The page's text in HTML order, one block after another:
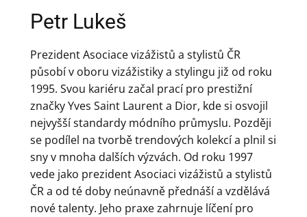
Petr Lukeš
Prezident Asociace vizážistů a stylistů ČR
působí v oboru vizážistiky a stylingu již od roku
1995. Svou kariéru začal prací pro prestižní
značky Yves Saint Laurent a Dior, kde si osvojil
nejvyšší standardy módního průmyslu. Později
se podílel na tvorbě trendových kolekcí a plnil si
sny v mnoha dalších výzvách. Od roku 1997
vede jako prezident Asociaci vizážistů a stylistů
ČR a od té doby neúnavně přednáší a vzdělává
nové talenty. Jeho praxe zahrnuje líčení pro